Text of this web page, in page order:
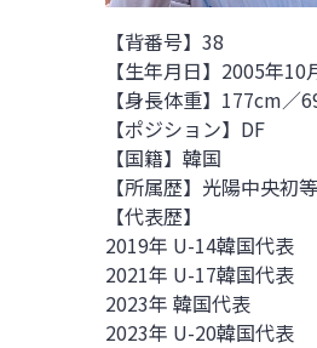
【背番号】38
【生年月日】2005年10
【身長体重】177cm／
【ポジション】DF
【国籍】韓国
【所属歴】光陽中央
【代表歴】
2019年 U-14韓国代表
2021年 U-17韓国代表
2023年 韓国代表
2023年 U-20韓国代表